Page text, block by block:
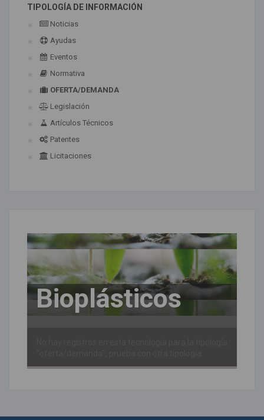
TIPOLOGÍA DE INFORMACIÓN
Noticias
Ayudas
Eventos
Normativa
OFERTA/DEMANDA
Legislación
Artículos Técnicos
Patentes
Licitaciones
Bioplásticos